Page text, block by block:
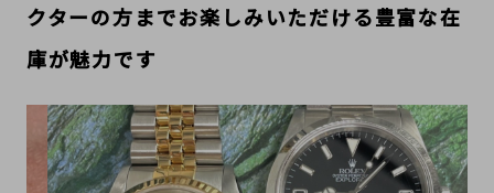
クターの方までお楽しみいただける豊富な在
庫が魅力です